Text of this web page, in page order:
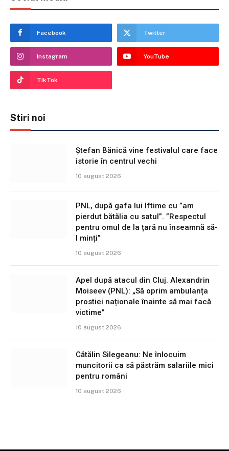
Facebook Twitter
Instagram YouTube
TikTok
Stiri noi
Ștefan Bănică vine festivalul care face
istorie în centrul vechi
10 august 2026
PNL, după gafa lui Iftime cu ”am
pierdut bătălia cu satul”. ”Respectul
pentru omul de la țară nu înseamnă să-
l minți”
10 august 2026
Apel după atacul din Cluj. Alexandrin
Moiseev (PNL): „Să oprim ambulanța
prostiei naționale înainte să mai facă
victime”
10 august 2026
Cătălin Silegeanu: Ne înlocuim
muncitorii ca să păstrăm salariile mici
pentru români
10 august 2026